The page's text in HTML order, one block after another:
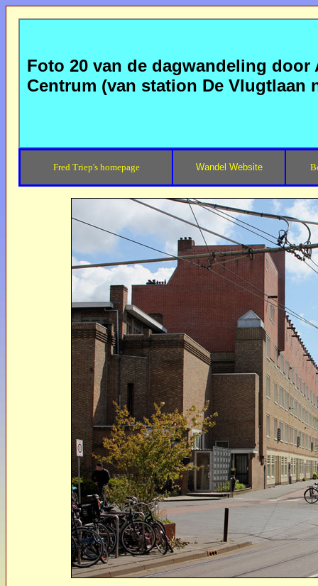
Foto 20 van de dagwandeling door
Centrum (van station De Vlugtlaan
Fred Triep's homepage Wandel Website